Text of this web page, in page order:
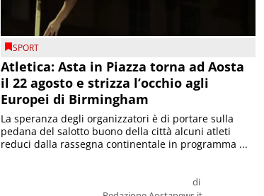
SPORT
Atletica: Asta in Piazza torna ad Aosta
il 22 agosto e strizza l’occhio agli
Europei di Birmingham
di
La speranza degli organizzatori è di portare sulla
pedana del salotto buono della città alcuni atleti
reduci dalla rassegna continentale in programma ...